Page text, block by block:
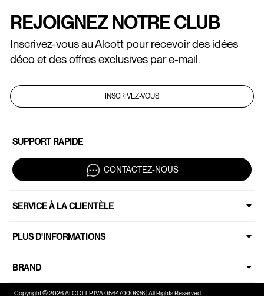
REJOIGNEZ NOTRE CLUB
Inscrivez-vous au Alcott pour recevoir des idées
déco et des offres exclusives par e-mail.
INSCRIVEZ-VOUS
SUPPORT RAPIDE
CONTACTEZ-NOUS
SERVICE À LA CLIENTÈLE
PLUS D'INFORMATIONS
BRAND
Copyright © 2026 ALCOTT P.IVA 05647000636 | All Rights Reserved.